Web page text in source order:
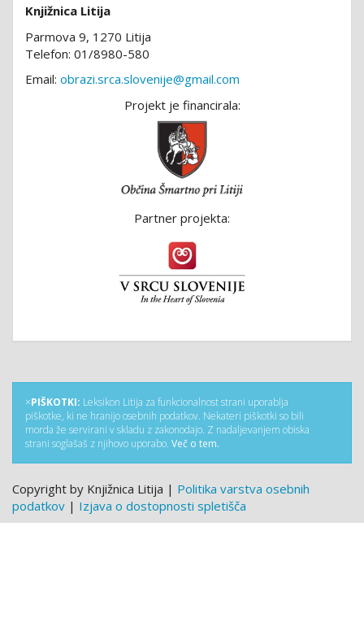
Knjižnica Litija
Parmova 9, 1270 Litija
Telefon: 01/8980-580
Email: obrazi.srca.slovenije@gmail.com
Projekt je financirala:
Partner projekta:
×PIŠKOTKI: Leksikon Litija za funkcionalnost strani uporablja
piškotke, ki ne hranijo osebnih podatkov. Nekateri piškotki so bili
morda že servirani v skladu z zakonodajo. Z nadaljevanjem obiska
strani soglašaš z njihovo uporabo. Več o tem.
Copyright by Knjižnica Litija | Politika varstva osebnih
podatkov | Izjava o dostopnosti spletišča